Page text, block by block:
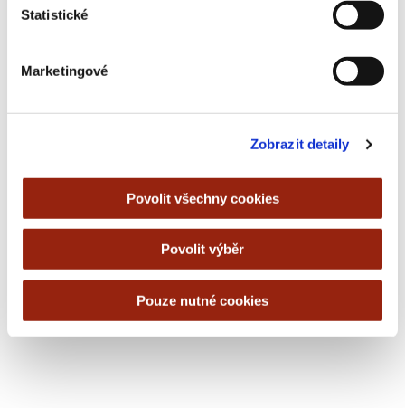
Statistické
Marketingové
Zobrazit detaily
Povolit všechny cookies
Povolit výběr
Pouze nutné cookies